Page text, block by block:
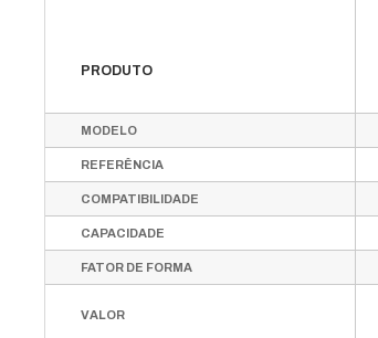
PRODUTO
MODELO
REFERÊNCIA
COMPATIBILIDADE
CAPACIDADE
FATOR DE FORMA
VALOR